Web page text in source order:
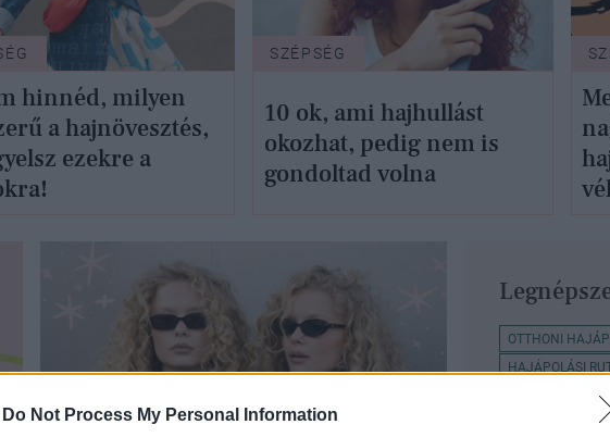
Do Not Process My Personal Information
hinnéd, milyen
a hajnövesztés,
ezekre a
SZÉPSÉG
10 ok, ami hajhullást
okozhat, pedig nem is
gondoltad volna
OTTHONI
HAJÁPOLÁSI
GYORS
SZÉPSÉGÁPOLÁS